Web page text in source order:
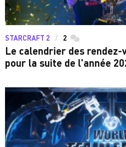
STARCRAFT 2 2 commentaires
Le calendrier des
pour la suite de l'année